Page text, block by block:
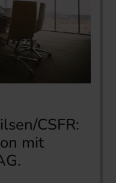
CSFR:
mit